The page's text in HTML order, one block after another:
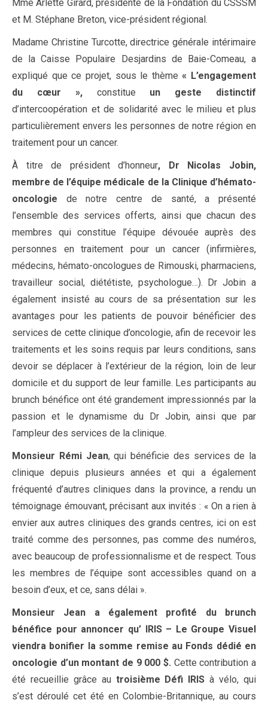
Mme Arlette Girard, présidente de la Fondation du CSSSM
et M. Stéphane Breton, vice-président régional.
Madame Christine Turcotte, directrice générale intérimaire
de la Caisse Populaire Desjardins de Baie-Comeau, a
expliqué que ce projet, sous le thème« L’engagement
du cœur », constitue un geste distinctif
d’intercoopération et de solidarité avec le milieu et plus
particulièrement envers les personnes de notre région en
traitement pour un cancer.
À titre de président d’honneur, Dr Nicolas Jobin,
membre de l’équipe médicale de la Clinique d’hémato-
oncologie de notre centre de santé, a présenté
l’ensemble des services offerts, ainsi que chacun des
membres qui constitue l’équipe dévouée auprès des
personnes en traitement pour un cancer (infirmières,
médecins, hémato-oncologues de Rimouski, pharmaciens,
travailleur social, diététiste, psychologue…). Dr Jobin a
également insisté au cours de sa présentation sur les
avantages pour les patients de pouvoir bénéficier des
services de cette clinique d’oncologie, afin de recevoir les
traitements et les soins requis par leurs conditions, sans
devoir se déplacer à l’extérieur de la région, loin de leur
domicile et du support de leur famille. Les participants au
brunch bénéfice ont été grandement impressionnés par la
passion et le dynamisme du Dr Jobin, ainsi que par
l’ampleur des services de la clinique.
Monsieur Rémi Jean, qui bénéficie des services de la
clinique depuis plusieurs années et qui a également
fréquenté d’autres cliniques dans la province, a rendu un
témoignage émouvant, précisant aux invités : « On a rien à
envier aux autres cliniques des grands centres, ici on est
traité comme des personnes, pas comme des numéros,
avec beaucoup de professionnalisme et de respect. Tous
les membres de l’équipe sont accessibles quand on a
besoin d’eux, et ce, sans délai ».
Monsieur
Jean
a également profité du brunch
bénéfice pour annoncer qu’ IRIS – Le Groupe Visuel
viendra bonifier la somme remise au Fonds dédié en
oncologie d’un montant de 9 000 $. Cette contribution a
été recueillie grâce au troisième Défi IRISà vélo, qui
s’est déroulé cet été en Colombie-Britannique, au cours